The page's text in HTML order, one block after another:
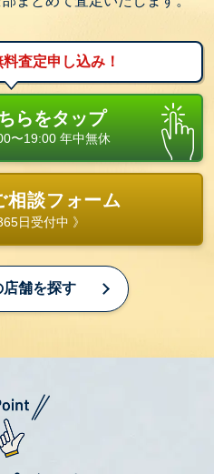
査定申し込み！
らをタップ
〜19:00 年中無休
相談フォーム
日受付中 》
店舗を探す